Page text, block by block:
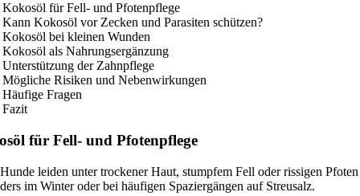
Kokosöl für Fell- und Pfotenpflege
Kann Kokosöl vor Zecken und Parasiten schützen?
Kokosöl bei kleinen Wunden
Kokosöl als Nahrungsergänzung
Unterstützung der Zahnpflege
Mögliche Risiken und Nebenwirkungen
Häufige Fragen
Fazit
für Fell- und Pfotenpflege
leiden unter trockener Haut, stumpfem Fell oder rissigen
im Winter oder bei häufigen Spaziergängen auf Streusalz.